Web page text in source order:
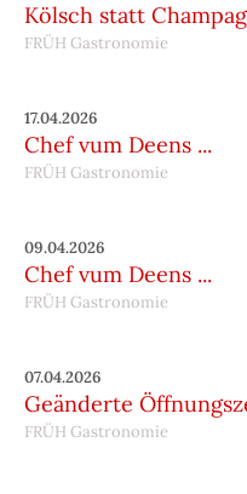
Kölsch statt
FRÜH Gastronomie
17.04.2026
Chef vum Deens ...
FRÜH Gastronomie
09.04.2026
Chef vum Deens ...
FRÜH Gastronomie
07.04.2026
Geänderte
FRÜH Gastronomie